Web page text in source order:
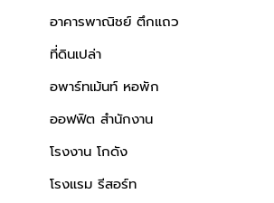
อาคารพาณิชย์ ตึกแถว
ที่ดินเปล่า
อพาร์ทเม้นท์ หอพัก
ออฟฟิต สำนักงาน
โรงงาน โกดัง
โรงแรม รีสอร์ท